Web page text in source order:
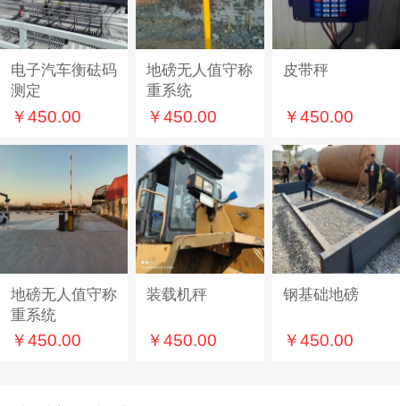
电子汽车衡砝码
测定
￥450.00
地磅无人值守称
重系统
￥450.00
皮带秤
￥450.00
地磅无人值守称
重系统
￥450.00
装载机秤
￥450.00
钢基础地磅
￥450.00